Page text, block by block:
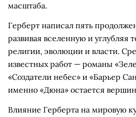
масштаба.
Герберт написал пять
развивая вселенную и углубляя
религии, эволюции и власти.
известных работ — романы
«Создатели небес» и «Барьер
именно «Дюна» остается
Влияние Герберта на мировую